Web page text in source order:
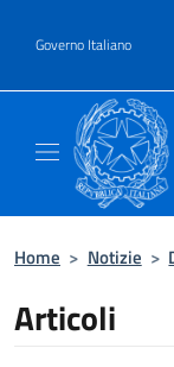
Governo Italiano
Home > Notizie >
Articoli